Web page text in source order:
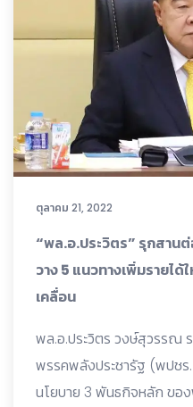
ตุลาคม 21, 2022
“พล.อ.ประวิตร” รุกสาน
วาง 5 แนวทางเพิ่มรายไ
เคลื่อน
พล.อ.ประวิตร วงษ์สุวรรณ
พรรคพลังประชารัฐ (พปชร.
นโยบาย 3 พันธกิจหลัก ขอ